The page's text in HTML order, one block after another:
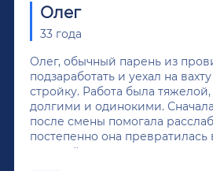
Олег
33 года
Олег, обычный парень из
подзаработать и уехал на
стройку. Работа была
долгими и одинокими.
после смены помогала
постепенно она превратилась
крепкий алкоголь, и вот он